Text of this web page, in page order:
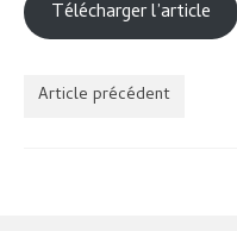
Télécharger l’article
Article précédent